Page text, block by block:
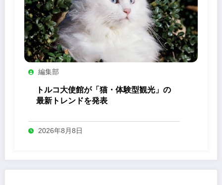
編集部
トルコ大使館が「猫・体験型観光」の
最新トレンドを発表
2026年8月8日